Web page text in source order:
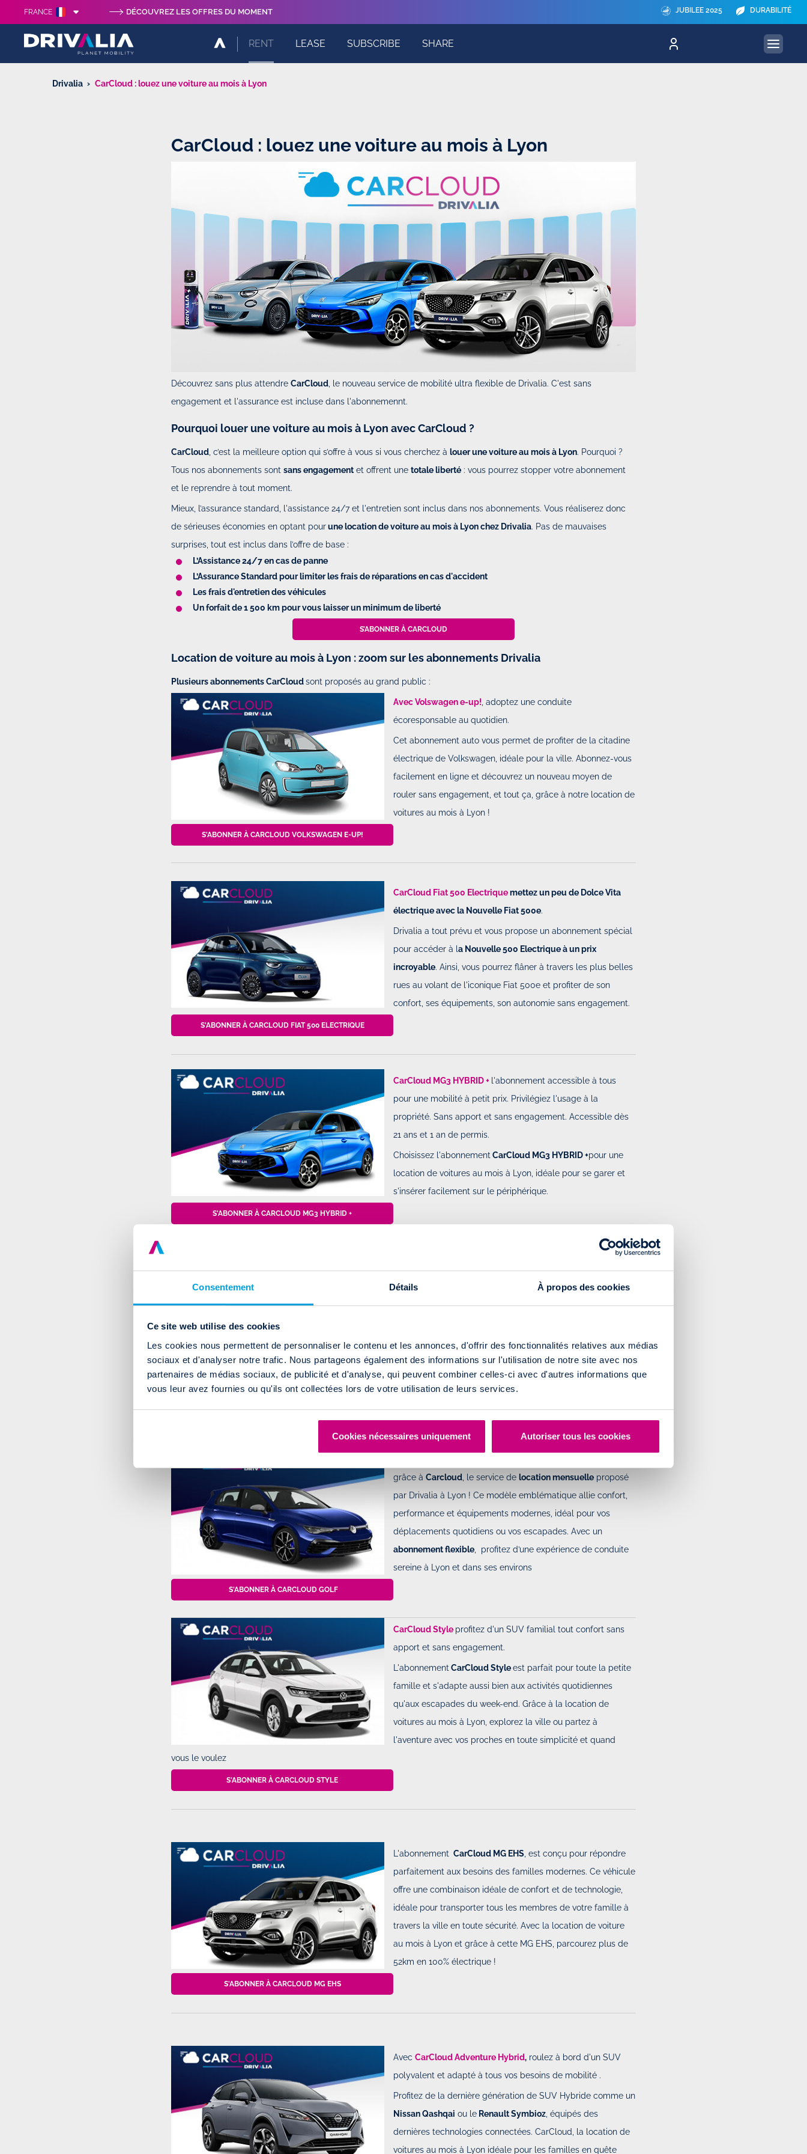
Consentement Détails À propos des cookies
Ce site web utilise des cookies
Les cookies nous permettent de personnaliser le contenu et les annonces, d'offrir des fonctionnalités relatives aux médias
sociaux et d'analyser notre trafic. Nous partageons également des informations sur l'utilisation de notre site avec nos
partenaires de médias sociaux, de publicité et d'analyse, qui peuvent combiner celles-ci avec d'autres informations que
vous leur avez fournies ou qu'ils ont collectées lors de votre utilisation de leurs services.
Cookies nécessaires uniquement Autoriser tous les cookies
FRANCE DÉCOUVREZ LES OFFRES DU MOMENT JUBILEE 2025 DURABILITÉ
RENT LEASE SUBSCRIBE SHARE
Drivalia CarCloud : louez une voiture au mois à Lyon
CarCloud : louez une voiture au mois à Lyon
Découvrez sans plus attendreCarCloud , le nouveau service de mobilité ultra flexible de Drivalia. C'est sans
engagement et l'assurance est incluse dans l'abonnemennt.
Pourquoi louer une voiture au mois à Lyon avec CarCloud ?
CarCloud , c’est la meilleure option qui s’offre à vous si vous cherchez à louer une voiture au mois à Lyon. Pourquoi ?
Tous nos abonnements sontsans engagement et offrent unetotale liberté : vous pourrez stopper votre abonnement
et le reprendre à tout moment.
Mieux, l’assurance standard, l'assistance 24/7 et l'entretien sont inclus dans nos abonnements. Vous réaliserez donc
de sérieuses économies en optant pourune location de voiture au mois à Lyon chez Drivalia. Pas de mauvaises
surprises, tout est inclus dans l’offre de base :
L’Assistance 24/7 en cas de panne
L’Assurance Standard pour limiter les frais de réparations en cas d'accident
Les frais d'entretien des véhicules
Un forfait de 1 500 km pour vous laisser un minimum de liberté
S’ABONNER À CARCLOUD
Location de voiture au mois à Lyon : zoom sur les abonnements Drivalia
Plusieurs abonnements CarCloudsont proposés au grand public :
Avec Volswagen e-up! , adoptez une conduite
écoresponsable au quotidien.
Cet abonnement auto vous permet de profiter de la citadine
électrique de Volkswagen, idéale pour la ville. Abonnez-vous
facilement en ligne et découvrez un nouveau moyen de
rouler sans engagement, et tout ça, grâce à notre location de
voitures au mois à Lyon !
S'ABONNER À CARCLOUD VOLKSWAGEN E-UP!
CarCloud Fiat 500 Electriquemettez un peu de Dolce Vita
électrique avec la Nouvelle Fiat 500e.
Drivalia a tout prévu et vous propose un abonnement spécial
pour accéder à la Nouvelle 500 Electrique à un prix
incroyable. Ainsi, vous pourrez flâner à travers les plus belles
rues au volant de l'iconique Fiat 500e et profiter de son
confort, ses équipements, son autonomie sans engagement.
S'ABONNER À CARCLOUD FIAT 500 ELECTRIQUE
CarCloud MG3 HYBRID + l'abonnement accessible à tous
pour une mobilité à petit prix. Privilégiez l'usage à la
propriété. Sans apport et sans engagement. Accessible dès
21 ans et 1 an de permis.
Choisissez l'abonnement CarCloud MG3 HYBRID +pour une
location de voitures au mois à Lyon, idéale pour se garer et
s'insérer facilement sur le périphérique.
S'ABONNER À CARCLOUD MG3 HYBRID +
La citadine allemande est disponible pour tous en
abonnement auto mensuel
CarCloud Urban!
Citadine compacte de référence, la Polo est capable de se
s'échapper sur de plus longs trajets.
AvecCarCloud Urban , vous profitez de la meilleure offre du
moment pour vous déplacer
grâce àCarcloud , le service de location mensuelle proposé
par Drivalia à Lyon ! Ce modèle emblématique allie confort,
performance et équipements modernes, idéal pour vos
déplacements quotidiens ou vos escapades. Avec un
abonnement flexible , profitez d’une expérience de conduite
sereine à Lyon et dans ses environs
S'ABONNER À CARCLOUD GOLF
CarCloud Style profitez d'un SUV familial tout confort sans
apport et sans engagement.
L'abonnement CarCloud Styleest parfait pour toute la petite
famille et s'adapte aussi bien aux activités quotidiennes
qu'aux escapades du week-end. Grâce à la location de
voitures au mois à Lyon, explorez la ville ou partez à
l'aventure avec vos proches en toute simplicité et quand
vous le voulez
S'ABONNER À CARCLOUD STYLE
L'abonnement CarCloud MG EHS , est conçu pour répondre
parfaitement aux besoins des familles modernes. Ce véhicule
offre une combinaison idéale de confort et de technologie,
idéale pour transporter tous les membres de votre famille à
travers la ville en toute sécurité. Avec la location de voiture
au mois à Lyon et grâce à cette MG EHS, parcourez plus de
52km en 100% électrique !
S'ABONNER À CARCLOUD MG EHS
AvecCarCloud Adventure Hybrid, roulez à bord d'un SUV
polyvalent et adapté à tous vos besoins de mobilité .
Profitez de la dernière génération de SUV Hybride comme un
Nissan Qashqai ou le Renault Symbioz équipés des
dernières technologies connectées. CarCloud, la location de
voitures au mois à Lyon idéale pour les familles en quête